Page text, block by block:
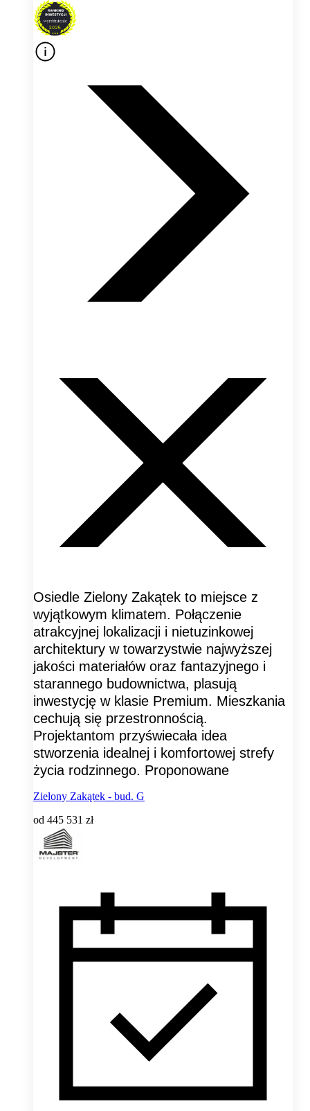
Osiedle Zielony Zakątek to miejsce z
wyjątkowym klimatem. Połączenie
atrakcyjnej lokalizacji i nietuzinkowej
architektury w towarzystwie najwyższej
jakości materiałów oraz fantazyjnego i
starannego budownictwa, plasują
inwestycję w klasie Premium. Mieszkania
cechują się przestronnością.
Projektantom przyświecała idea
stworzenia idealnej i komfortowej strefy
życia rodzinnego. Proponowane
Zielony Zakątek - bud. G
od 445 531 zł